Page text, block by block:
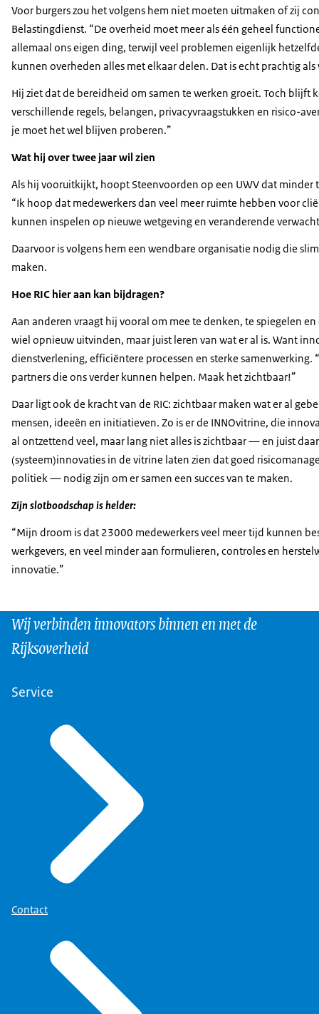
Voor burgers zou het volgens hem niet moeten uitmaken of zij
Belastingdienst. “De overheid moet meer als één geheel
allemaal ons eigen ding, terwijl veel problemen eigenlijk
kunnen overheden alles met elkaar delen. Dat is echt prachtig
Hij ziet dat de bereidheid om samen te werken groeit. Toch
verschillende regels, belangen, privacyvraagstukken en risico-
je moet het wel blijven proberen.”
Wat hij over twee jaar wil zien
Als hij vooruitkijkt, hoopt Steenvoorden op een UWV dat
“Ik hoop dat medewerkers dan veel meer ruimte hebben voor
kunnen inspelen op nieuwe wetgeving en veranderende
Daarvoor is volgens hem een wendbare organisatie nodig die
maken.
Hoe RIC hier aan kan bijdragen?
Aan anderen vraagt hij vooral om mee te denken, te spiegelen
wiel opnieuw uitvinden, maar juist leren van wat er al is. Want
dienstverlening, efficiëntere processen en sterke
partners die ons verder kunnen helpen. Maak het zichtbaar!”
Daar ligt ook de kracht van de RIC: zichtbaar maken wat er al
mensen, ideeën en initiatieven. Zo is er de INNOvitrine, die
al ontzettend veel, maar lang niet alles is zichtbaar — en juist
(systeem)innovaties in de vitrine laten zien dat goed
politiek — nodig zijn om er samen een succes van te maken.
Zijn slotboodschap is helder:
“Mijn droom is dat 23000 medewerkers veel meer tijd kunnen
werkgevers, en veel minder aan formulieren, controles en
innovatie.”
Wij verbinden innovators binnen en met de
Rijksoverheid
Service
Contact